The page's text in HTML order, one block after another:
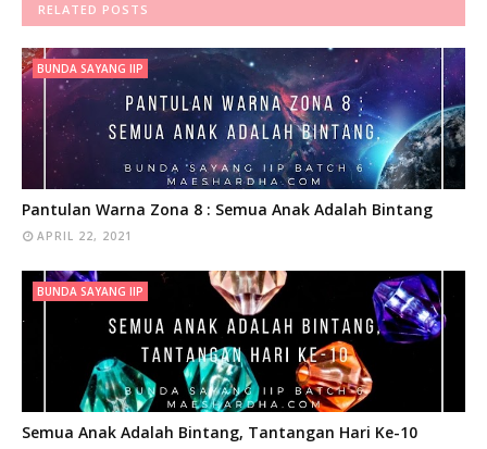
RELATED POSTS
BUNDA SAYANG IIP
Pantulan Warna Zona 8 : Semua Anak Adalah Bintang
APRIL 22, 2021
BUNDA SAYANG IIP
Semua Anak Adalah Bintang, Tantangan Hari Ke-10